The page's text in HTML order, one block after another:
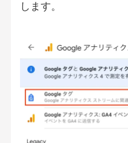
します。